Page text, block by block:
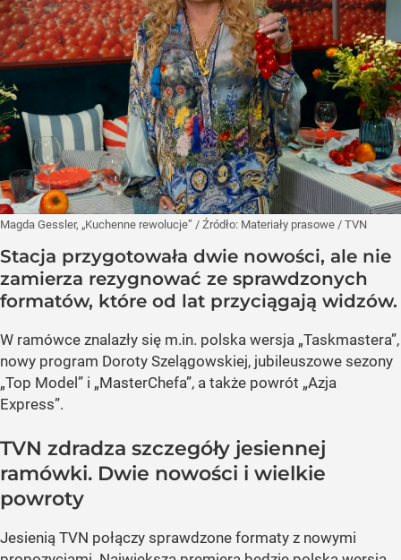
Magda Gessler, „Kuchenne rewolucje” / Źródło: Materiały prasowe / TVN
Stacja przygotowała dwie nowości, ale nie
zamierza rezygnować ze sprawdzonych
formatów, które od lat przyciągają widzów.
W ramówce znalazły się m.in. polska wersja „Taskmastera”,
nowy program Doroty Szelągowskiej, jubileuszowe sezony
„Top Model” i „MasterChefa”, a także powrót „Azja
Express”.
TVN zdradza szczegóły jesiennej
ramówki. Dwie nowości i wielkie
powroty
Jesienią TVN połączy sprawdzone formaty z nowymi